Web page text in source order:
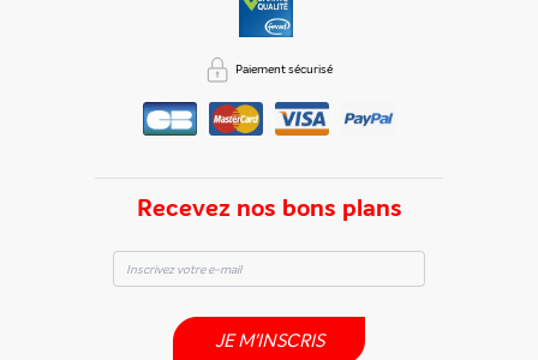
Recevez nos bons plans
JE M'INSCRIS
Paiement sécurisé